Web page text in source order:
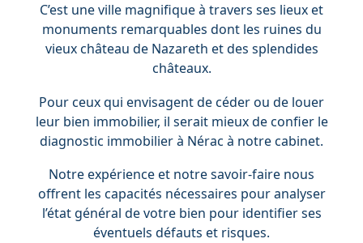
C’est une ville magnifique à travers ses lieux et
monuments remarquables dont les ruines du
vieux château de Nazareth et des splendides
châteaux.
Pour ceux qui envisagent de céder ou de louer
leur bien immobilier, il serait mieux de confier le
diagnostic immobilier à Nérac à notre cabinet.
Notre expérience et notre savoir-faire nous
offrent les capacités nécessaires pour analyser
l’état général de votre bien pour identifier ses
éventuels défauts et risques.